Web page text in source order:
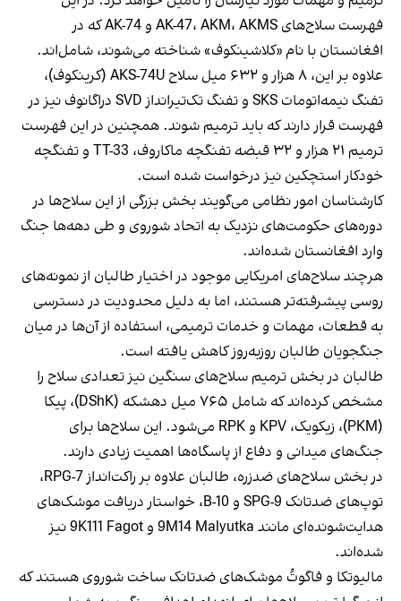
فهرست سلاح‌های AK-47، AKM، AKMS و AK-74 که در
افغانستان با نام «کلاشینکوف» شناخته می‌شوند، شامل‌اند.
علاوه بر این، ۸ هزار و ۶۳۲ میل سلاح AKS-74U (کرینکوف)،
تفنگ نیمه‌اتومات SKS و تفنگ تک‌تیرانداز SVD دراگانوف نیز در
فهرست قرار دارند که باید ترمیم شوند. همچنین در این فهرست
ترمیم ۲۱ هزار و ۳۲ قبضه تفنگچه ماکاروف، TT-33 و تفنگچه
خودکار استچکین نیز درخواست شده است.
کارشناسان امور نظامی می‌گویند بخش بزرگی از این سلاح‌ها در
دوره‌های حکومت‌های نزدیک به اتحاد شوروی و طی دهه‌ها جنگ
وارد افغانستان شده‌اند.
هرچند سلاح‌های امریکایی موجود در اختیار طالبان از نمونه‌های
روسی پیشرفته‌تر هستند، اما به دلیل محدودیت در دسترسی
به قطعات، مهمات و خدمات ترمیمی، استفاده از آن‌ها در میان
جنگجویان طالبان روزبه‌روز کاهش یافته است.
طالبان در بخش ترمیم سلاح‌های سنگین نیز تعدادی سلاح را
مشخص کرده‌اند که شامل ۷۶۵ میل دهشکه (DShK)، پیکا
(PKM)، زیکویک، KPV و RPK می‌شود. این سلاح‌ها برای
جنگ‌های میدانی و دفاع از پاسگاه‌ها اهمیت زیادی دارند.
در بخش سلاح‌های ضدزره، طالبان علاوه بر راکت‌انداز RPG-7،
توپ‌های ضدتانک SPG-9 و B-10، خواستار دریافت موشک‌های
هدایت‌شونده‌ای مانند 9M14 Malyutka و 9K111 Fagot نیز
شده‌اند.
مالیوتکا و فاگوتُ موشک‌های ضدتانک ساخت شوروی هستند که